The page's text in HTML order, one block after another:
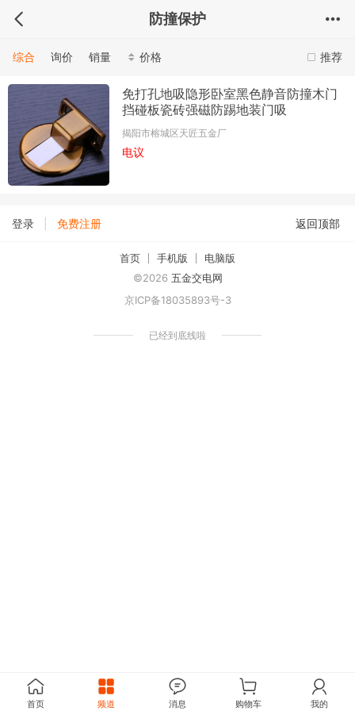
防撞保护
推荐
综合 询价 销量 价格
免打孔地吸隐形卧室黑色静音防撞木门
挡碰板瓷砖强磁防踢地装门吸
揭阳市榕城区天匠五金厂
电议
登录 免费注册 返回顶部
首页 手机版
电脑版
©2026 五金交电网
京ICP备18035893号-3
已经到底线啦
首页 频道 消息 购物车 我的